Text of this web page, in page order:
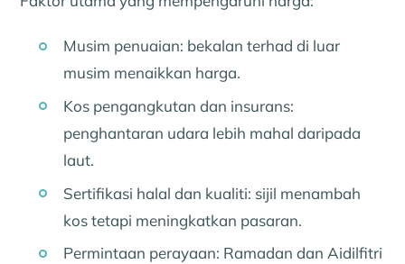
Musim penuaian: bekalan terhad di luar
musim menaikkan harga.
Kos pengangkutan dan insurans:
penghantaran udara lebih mahal daripada
laut.
Sertifikasi halal dan kualiti: sijil menambah
kos tetapi meningkatkan pasaran.
Permintaan perayaan: Ramadan dan Aidilfitri